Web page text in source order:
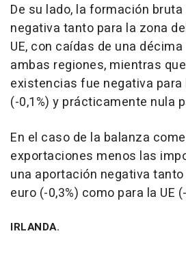
De su lado, la formación
negativa tanto para la zona
UE, con caídas de una
ambas regiones, mientras
existencias fue negativa para
(-0,1%) y prácticamente nula
En el caso de la balanza
exportaciones menos las
una aportación negativa
euro (-0,3%) como para la UE
IRLANDA.